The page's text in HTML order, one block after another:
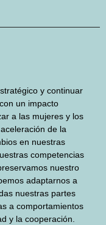
y continuar
un impacto
a las mujeres y los
de la
en nuestras
competencias
nuestro
adaptarnos a
nuestras partes
a comportamientos
y la cooperación.